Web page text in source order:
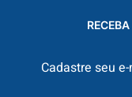
Cadastre seu